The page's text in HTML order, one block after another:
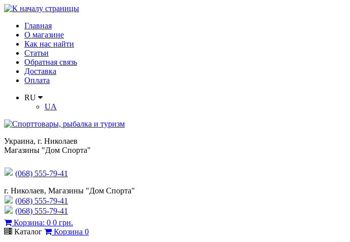
Главная
О магазине
Как нас найти
Статьи
Обратная связь
Доставка
Оплата
RU
UA
Украина, г. Николаев
Магазины "Дом Спорта"
(068) 555-79-41
г. Николаев, Магазины "Дом Спорта"
(068) 555-79-41
(068) 555-79-41
Корзина: 0 0 грн.
Каталог
Корзина 0